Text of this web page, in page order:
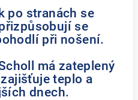
po stranách se
se
při nošení.
má zateplený
teplo a
dnech.